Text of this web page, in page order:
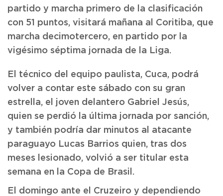
partido y marcha primero de la clasificación
con 51 puntos, visitará mañana al Coritiba, que
marcha decimotercero, en partido por la
vigésimo séptima jornada de la Liga.
El técnico del equipo paulista, Cuca, podrá
volver a contar este sábado con su gran
estrella, el joven delantero Gabriel Jesús,
quien se perdió la última jornada por sanción,
y también podría dar minutos al atacante
paraguayo Lucas Barrios quien, tras dos
meses lesionado, volvió a ser titular esta
semana en la Copa de Brasil.
El domingo ante el Cruzeiro y dependiendo